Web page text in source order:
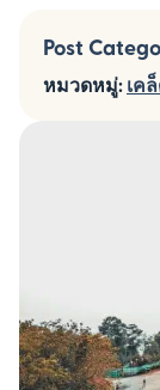
Post
หมวดหมู่: เค